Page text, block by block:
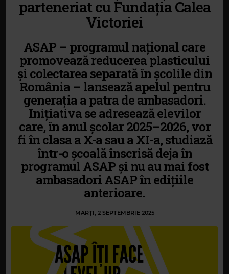
parteneriat cu Fundația Calea
Victoriei
ASAP – programul național care
promovează reducerea plasticului
și colectarea separată în școlile din
România – lansează apelul pentru
generația a patra de ambasadori.
Inițiativa se adresează elevilor
care, în anul școlar 2025–2026, vor
fi în clasa a X-a sau a XI-a, studiază
într-o școală înscrisă deja în
programul ASAP și nu au mai fost
ambasadori ASAP în edițiile
anterioare.
MARȚI, 2 SEPTEMBRIE 2025